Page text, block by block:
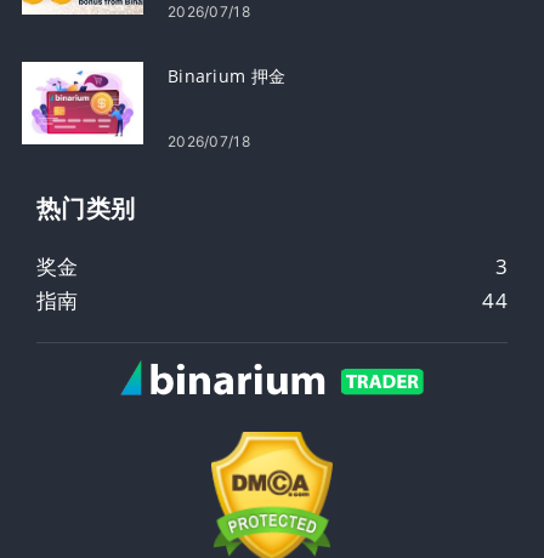
2026/07/18
Binarium 押金
2026/07/18
热门类别
奖金
3
指南
44